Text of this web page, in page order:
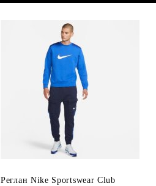
Реглан Nike Sportswear Club